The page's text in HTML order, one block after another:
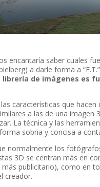
encantaría saber cuales
a darle forma a
librería de imágenes es
características que
a las de una imagen
La técnica y las
sobria y concisa a
normalmente los
3D se centran más en
publicitario), como en
creador.